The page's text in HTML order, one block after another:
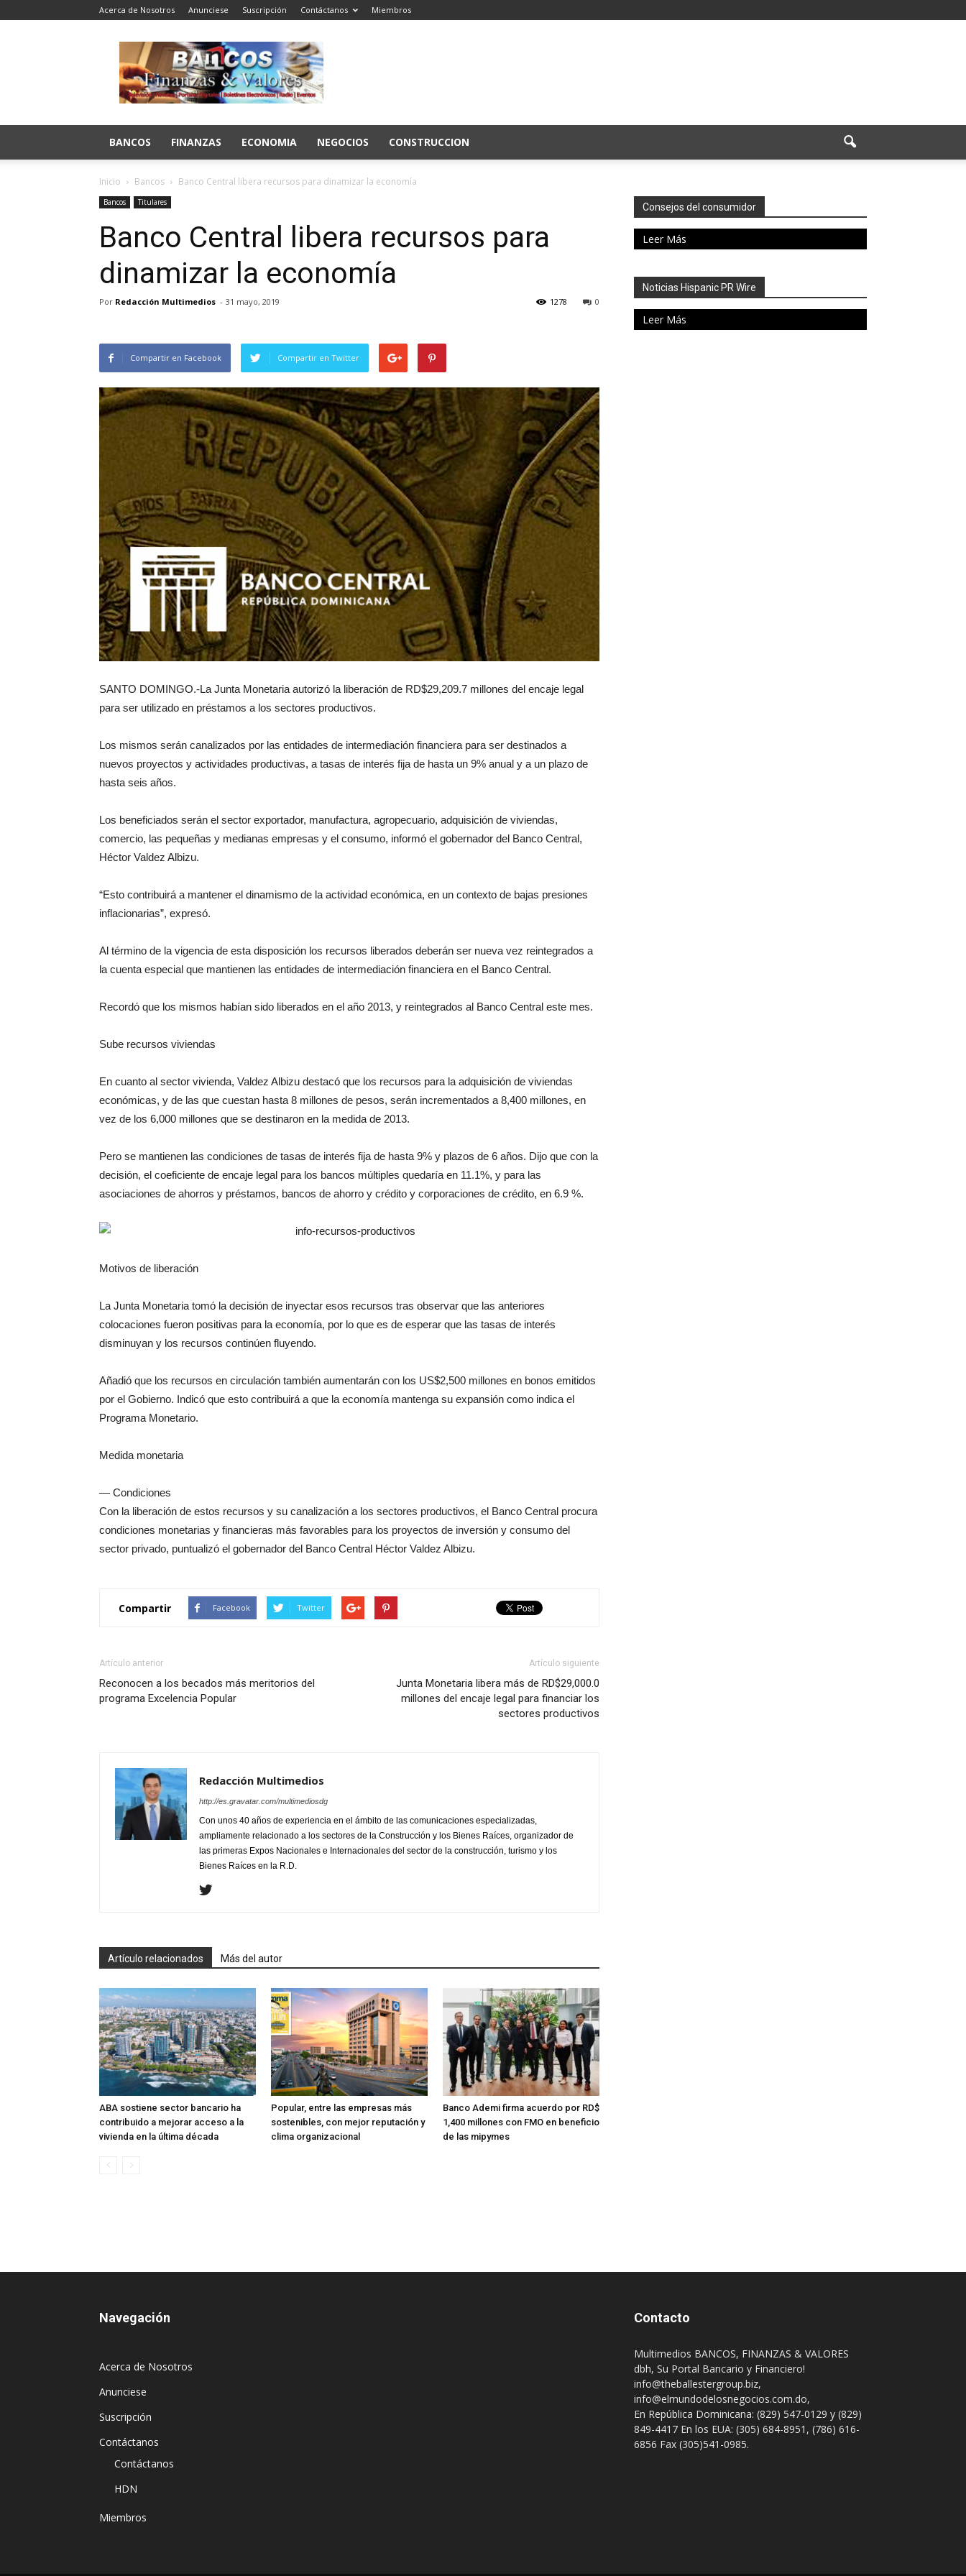
Acerca de Nosotros Anunciese Suscripción Contáctanos Miembros
Bancos
Finanzas
y
Valores
BANCOS FINANZAS ECONOMIA NEGOCIOS CONSTRUCCION
Inicio Bancos Banco Central libera recursos para dinamizar la economía
Bancos Titulares
Banco Central libera recursos para
dinamizar la economía
Por Redacción Multimedios - 31 mayo, 2019 0
1278
Compartir en Facebook Compartir en Twitter
SANTO DOMINGO.-La Junta Monetaria autorizó la liberación de RD$29,209.7 millones del encaje legal
para ser utilizado en préstamos a los sectores productivos.
Los mismos serán canalizados por las entidades de intermediación financiera para ser destinados a
nuevos proyectos y actividades productivas, a tasas de interés fija de hasta un 9% anual y a un plazo de
hasta seis años.
Los beneficiados serán el sector exportador, manufactura, agropecuario, adquisición de viviendas,
comercio, las pequeñas y medianas empresas y el consumo, informó el gobernador del Banco Central,
Héctor Valdez Albizu.
“Esto contribuirá a mantener el dinamismo de la actividad económica, en un contexto de bajas presiones
inflacionarias”, expresó.
Al término de la vigencia de esta disposición los recursos liberados deberán ser nueva vez reintegrados a
la cuenta especial que mantienen las entidades de intermediación financiera en el Banco Central.
Recordó que los mismos habían sido liberados en el año 2013, y reintegrados al Banco Central este mes.
Sube recursos viviendas
En cuanto al sector vivienda, Valdez Albizu destacó que los recursos para la adquisición de viviendas
económicas, y de las que cuestan hasta 8 millones de pesos, serán incrementados a 8,400 millones, en
vez de los 6,000 millones que se destinaron en la medida de 2013.
Pero se mantienen las condiciones de tasas de interés fija de hasta 9% y plazos de 6 años. Dijo que con la
decisión, el coeficiente de encaje legal para los bancos múltiples quedaría en 11.1%, y para las
asociaciones de ahorros y préstamos, bancos de ahorro y crédito y corporaciones de crédito, en 6.9 %.
Motivos de liberación
La Junta Monetaria tomó la decisión de inyectar esos recursos tras observar que las anteriores
colocaciones fueron positivas para la economía, por lo que es de esperar que las tasas de interés
disminuyan y los recursos continúen fluyendo.
Añadió que los recursos en circulación también aumentarán con los US$2,500 millones en bonos emitidos
por el Gobierno. Indicó que esto contribuirá a que la economía mantenga su expansión como indica el
Programa Monetario.
Medida monetaria
— Condiciones
Con la liberación de estos recursos y su canalización a los sectores productivos, el Banco Central procura
condiciones monetarias y financieras más favorables para los proyectos de inversión y consumo del
sector privado, puntualizó el gobernador del Banco Central Héctor Valdez Albizu.
Compartir Facebook Twitter
Artículo anterior
Reconocen a los becados más meritorios del
programa Excelencia Popular
Artículo siguiente
Junta Monetaria libera más de RD$29,000.0
millones del encaje legal para financiar los
sectores productivos
Redacción Multimedios
http://es.gravatar.com/multimediosdg
Con unos 40 años de experiencia en el ámbito de las comunicaciones especializadas,
ampliamente relacionado a los sectores de la Construcción y los Bienes Raíces, organizador de
las primeras Expos Nacionales e Internacionales del sector de la construcción, turismo y los
Bienes Raíces en la R.D.
Artículo relacionados Más del autor
ABA sostiene sector bancario ha
contribuido a mejorar acceso a la
vivienda en la última década
Popular, entre las empresas más
sostenibles, con mejor reputación y
clima organizacional
Banco Ademi firma acuerdo por RD$
1,400 millones con FMO en beneficio
de las mipymes
Consejos del consumidor
Leer Más
Noticias Hispanic PR Wire
Leer Más
Navegación
Acerca de Nosotros
Anunciese
Suscripción
Contáctanos
Contáctanos
HDN
Miembros
Contacto
Multimedios BANCOS, FINANZAS & VALORES
dbh, Su Portal Bancario y Financiero!
info@theballestergroup.biz,
info@elmundodelosnegocios.com.do,
En República Dominicana: (829) 547-0129 y (829)
849-4417 En los EUA: (305) 684-8951, (786) 616-
6856 Fax (305)541-0985.